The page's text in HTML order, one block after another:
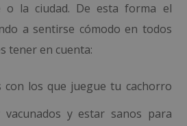
o la ciudad. De esta forma el
a sentirse cómodo en todos
tener en cuenta:
los que juegue tu cachorro
y estar sanos para